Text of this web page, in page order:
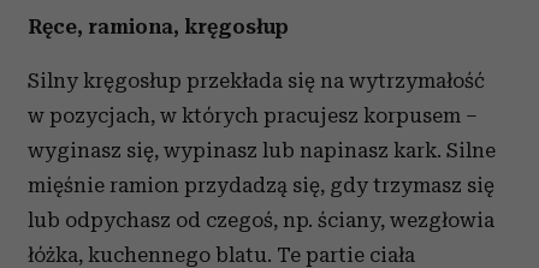
Ręce, ramiona, kręgosłup
Silny kręgosłup przekłada się na wytrzymałość
w pozycjach, w których pracujesz korpusem –
wyginasz się, wypinasz lub napinasz kark. Silne
mięśnie ramion przydadzą się, gdy trzymasz się
lub odpychasz od czegoś, np. ściany, wezgłowia
łóżka, kuchennego blatu. Te partie ciała